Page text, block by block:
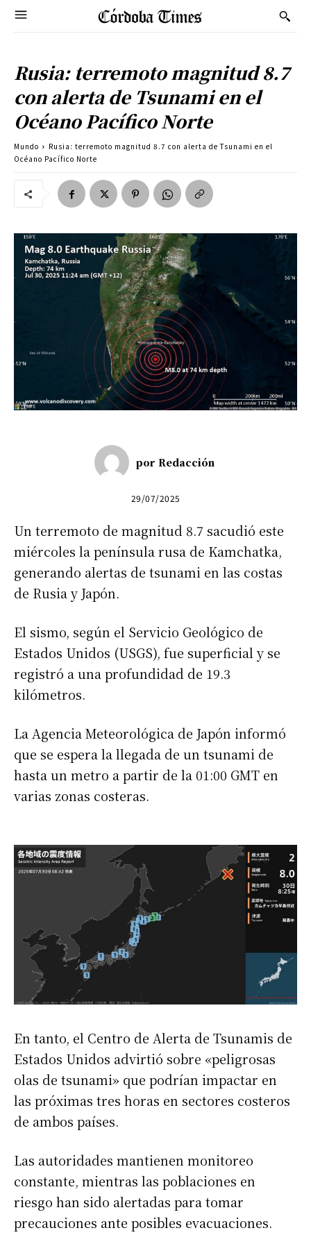
Rusia: terremoto magnitud 8.7
con alerta de Tsunami en el
Océano Pacífico Norte
Mundo
Rusia: terremoto magnitud 8.7 con alerta de Tsunami en el
Océano Pacífico Norte
por Redacción
29/07/2025
Un terremoto de magnitud 8.7 sacudió este
miércoles la península rusa de Kamchatka,
generando alertas de tsunami en las costas
de Rusia y Japón.
El sismo, según el Servicio Geológico de
Estados Unidos (USGS), fue superficial y se
registró a una profundidad de 19.3
kilómetros.
La Agencia Meteorológica de Japón informó
que se espera la llegada de un tsunami de
hasta un metro a partir de la 01:00 GMT en
varias zonas costeras.
En tanto, el Centro de Alerta de Tsunamis de
Estados Unidos advirtió sobre «peligrosas
olas de tsunami» que podrían impactar en
las próximas tres horas en sectores costeros
de ambos países.
Las autoridades mantienen monitoreo
constante, mientras las poblaciones en
riesgo han sido alertadas para tomar
precauciones ante posibles evacuaciones.